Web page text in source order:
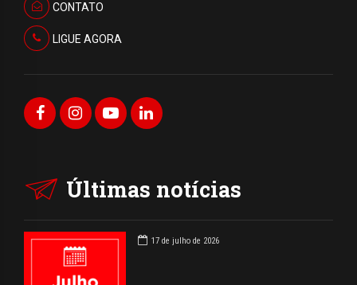
CONTATO
LIGUE AGORA
Últimas notícias
17 de julho de 2026